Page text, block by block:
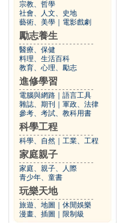
宗教、哲學
社會、人文、史地
藝術、美學
電影戲劇
勵志養生
醫療、保健
料理、生活百科
教育、心理、勵志
進修學習
電腦與網路
語言工具
雜誌、期刊
軍政、法律
參考、考試、教科用書
科學工程
科學、自然 工業、工程
家庭親子
家庭、親子、人際
青少年、童書
玩樂天地
旅遊、地圖
休閒娛樂
漫畫、插圖
限制級